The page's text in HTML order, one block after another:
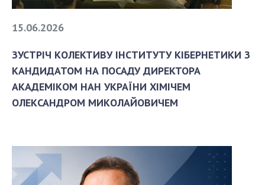
15.06.2026
ЗУСТРІЧ КОЛЕКТИВУ ІНСТИТУТУ КІБЕРНЕТИКИ З
КАНДИДАТОМ НА ПОСАДУ ДИРЕКТОРА
АКАДЕМІКОМ НАН УКРАЇНИ ХІМІЧЕМ
ОЛЕКСАНДРОМ МИКОЛАЙОВИЧЕМ